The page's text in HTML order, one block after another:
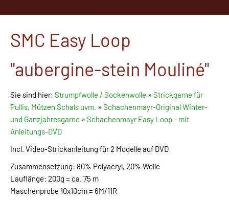
SMC Easy Loop
"aubergine-stein Mouliné"
Sie sind hier: Strumpfwolle / Sockenwolle » Strickgarne für
Pullis, Mützen Schals uvm. » Schachenmayr-Original Winter-
und Ganzjahresgarne » Schachenmayr Easy Loop - mit
Anleitungs-DVD
Incl. Video-Strickanleitung für 2 Modelle auf DVD
Zusammensetzung: 80% Polyacryl, 20% Wolle
Lauflänge: 200g = ca. 75 m
Maschenprobe 10x10cm = 6M/11R